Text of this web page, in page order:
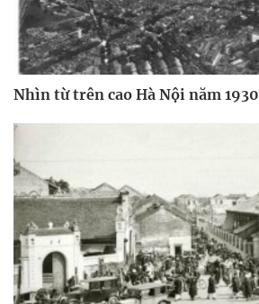
Nhìn từ trên cao Hà Nội năm 1930